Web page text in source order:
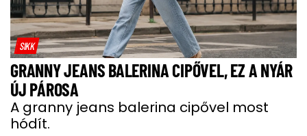
SIKK
GRANNY JEANS BALERINA CIPŐVEL, EZ A NYÁR
ÚJ PÁROSA
A granny jeans balerina cipővel most
hódít.